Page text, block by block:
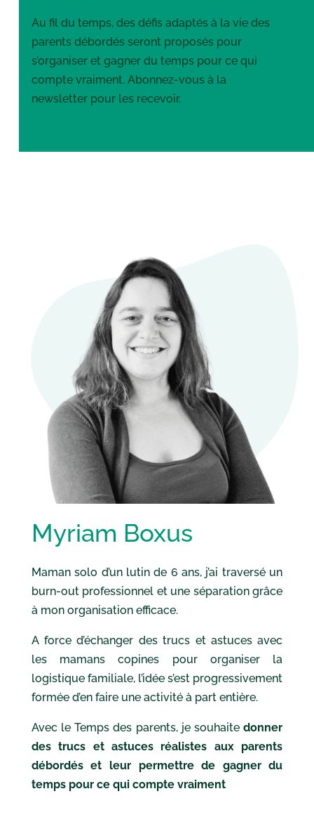
Au fil du temps, des défis adaptés à la vie des
parents débordés seront proposés pour
s’organiser et gagner du temps pour ce qui
compte vraiment. Abonnez-vous à la
newsletter pour les recevoir.
Myriam Boxus
Maman solo d’un lutin de 6 ans, j’ai traversé un
burn-out professionnel et une séparation grâce
à mon organisation efficace.
A force d’échanger des trucs et astuces avec
les mamans copines pour organiser la
logistique familiale, l’idée s’est progressivement
formée d’en faire une activité à part entière.
Avec le Temps des parents, je souhaite donner
des trucs et astuces réalistes aux parents
débordés et leur permettre de gagner du
temps pour ce qui compte vraiment